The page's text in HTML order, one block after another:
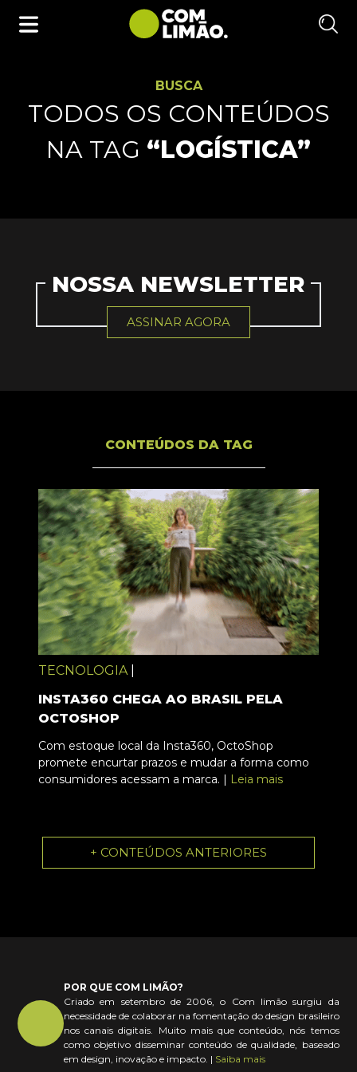
BUSCA
TODOS OS CONTEÚDOS
NA TAG “LOGÍSTICA”
NOSSA NEWSLETTER
ASSINAR AGORA
CONTEÚDOS DA TAG
TECNOLOGIA
INSTA360 CHEGA AO BRASIL PELA
OCTOSHOP
Com estoque local da Insta360, OctoShop
promete encurtar prazos e mudar a forma como
consumidores acessam a marca. | Leia mais
+ CONTEÚDOS ANTERIORES
POR QUE COM LIMÃO?
Criado em setembro de 2006, o Com limão surgiu da
necessidade de colaborar na fomentação do design brasileiro
nos canais digitais. Muito mais que conteúdo, nós temos
como objetivo disseminar conteúdo de qualidade, baseado
em design, inovação e impacto. | Saiba mais